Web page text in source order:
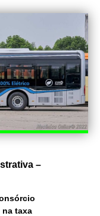
–
na taxa